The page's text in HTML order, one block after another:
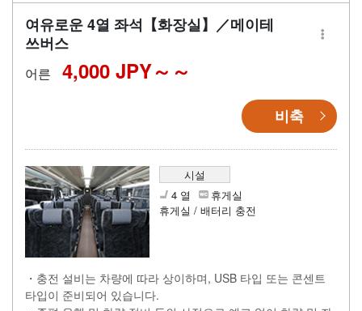
여유로운 4열 좌석【화장실】／메이테
쓰버스
어른 4,000 JPY～
비축
시설
4 열
휴게실
휴게실 / 배터리 충전
・충전 설비는 차량에 따라 상이하며, USB 타입 또는 콘센트
타입이 준비되어 있습니다.